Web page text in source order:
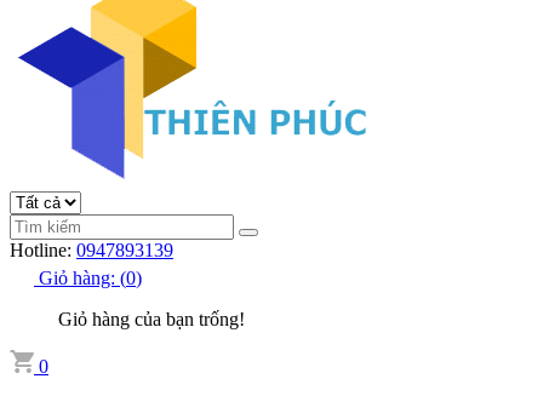
Hotline: 0947893139
Giỏ hàng: (0)
Giỏ hàng của bạn trống!
0